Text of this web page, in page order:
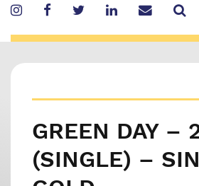
content
GREEN DAY –
(SINGLE) –